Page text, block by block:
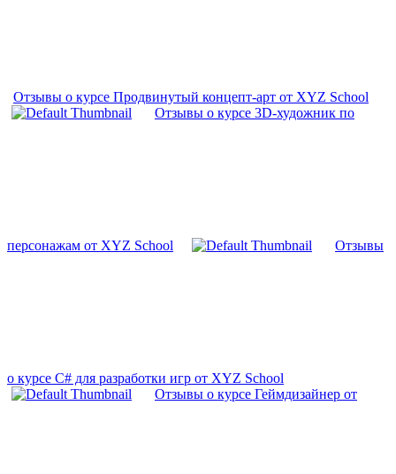
Отзывы о курсе Продвинутый концепт-арт от XYZ School
Отзывы о курсе 3D-художник по
персонажам от XYZ School Отзывы
о курсе C# для разработки игр от XYZ School
Отзывы о курсе Геймдизайнер от